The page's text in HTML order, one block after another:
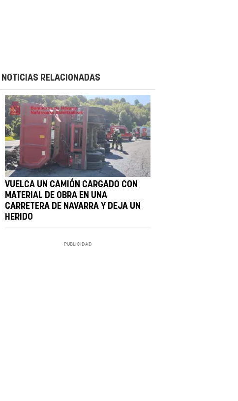
NOTICIAS RELACIONADAS
VUELCA UN CAMIÓN CARGADO CON
MATERIAL DE OBRA EN UNA
CARRETERA DE NAVARRA Y DEJA UN
HERIDO